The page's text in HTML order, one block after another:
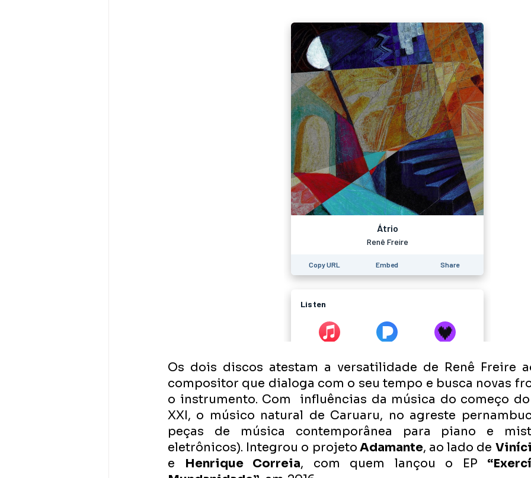
Os dois discos atestam a versatilidade de Renê Freire
compositor que dialoga com o seu tempo e busca novas
o instrumento. Com  influências da música do começo
XXI, o músico natural de Caruaru, no agreste
peças de música contemporânea para piano e
eletrônicos). Integrou o projeto Adamante, ao lado de
e Henrique Correia, com quem lançou o EP